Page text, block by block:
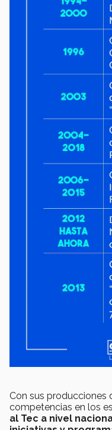
Con sus producciones
competencias en los
al Tec a nivel